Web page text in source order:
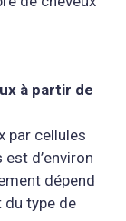
à partir de
par cellules
d’environ
dépend
type de